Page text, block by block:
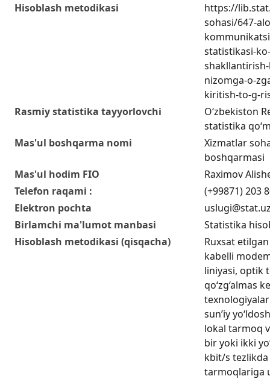
Hisoblash metodikasi
https://
sohasi/647-
statistikasi-
nizomga-o-
kiritish-to-g-
Rasmiy statistika tayyorlovchi
O‘zbekiston
statistika
Mas'ul boshqarma nomi
Xizmatlar
boshqarmasi
Mas'ul hodim FIO
Raximov
Telefon raqami :
(+99871) 203
Elektron pochta
Birlamchi ma'lumot manbasi
Statistika
Hisoblash metodikasi (qisqacha)
Ruxsat
kabelli
liniyasi, optik
qo‘zg‘almas
sun’iy
lokal tarmoq
bir yoki ikki
kbit/s
tarmoqlariga